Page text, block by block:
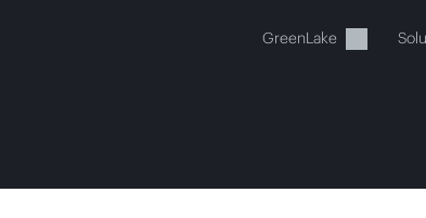
GreenLake